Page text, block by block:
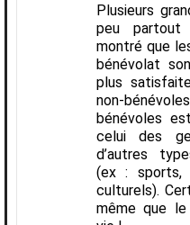
Plusieurs
peu
montré que
bénévolat
plus
non-
bénévoles
celui des
d’autres
(ex : sports,
culturels).
même que